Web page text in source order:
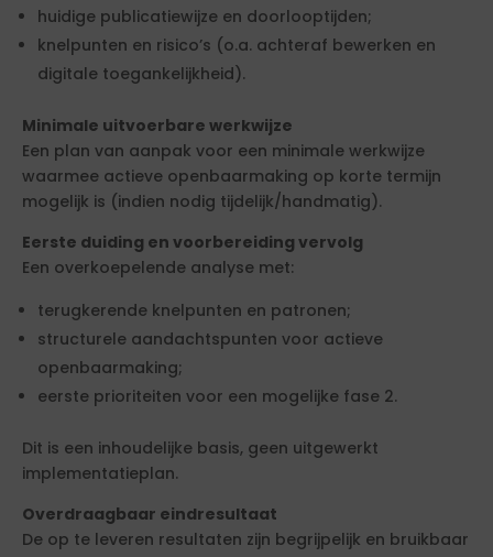
huidige publicatiewijze en doorlooptijden;
knelpunten en risico’s (o.a. achteraf bewerken en
digitale toegankelijkheid).
Minimale uitvoerbare werkwijze
Een plan van aanpak voor een minimale werkwijze
waarmee actieve openbaarmaking op korte termijn
mogelijk is (indien nodig tijdelijk/handmatig).
Eerste duiding en voorbereiding vervolg
Een overkoepelende analyse met:
terugkerende knelpunten en patronen;
structurele aandachtspunten voor actieve
openbaarmaking;
eerste prioriteiten voor een mogelijke fase 2.
Dit is een inhoudelijke basis, geen uitgewerkt
implementatieplan.
Overdraagbaar eindresultaat
De op te leveren resultaten zijn begrijpelijk en bruikbaar